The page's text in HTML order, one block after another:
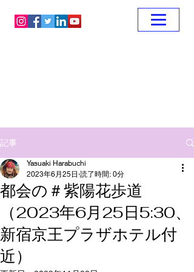
記事
都会の＃紫陽花歩道
（2023年6月25日5:30、
新宿京王プラザホテル付
近）
Yasuaki Harabuchi
2023年6月25日 読了時間: 0分